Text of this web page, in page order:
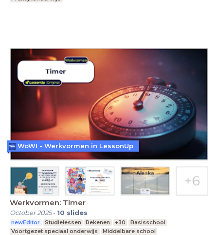
Werkvormen: Timer
October 2025- 10 slides
newEditor Studielessen Rekenen +30
Basisschool
Voortgezet speciaal onderwijs
Middelbare school
WoW! - Werkvormen in LessonUp